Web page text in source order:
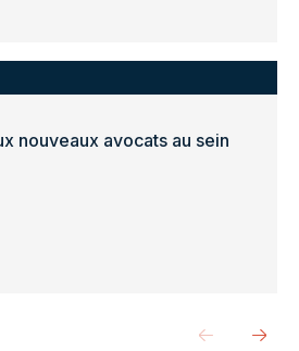
nouveaux avocats au sein